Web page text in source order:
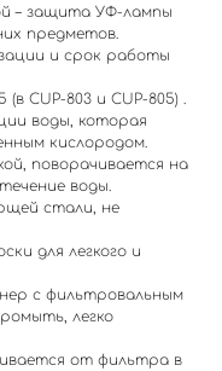
– защита УФ-лампы
предметов.
и срок работы
CUP-803 и CUP-805) .
воды, которая
кислородом.
поворачивается на
воды.
стали, не
для легкого и
с фильтровальным
легко
от фильтра в